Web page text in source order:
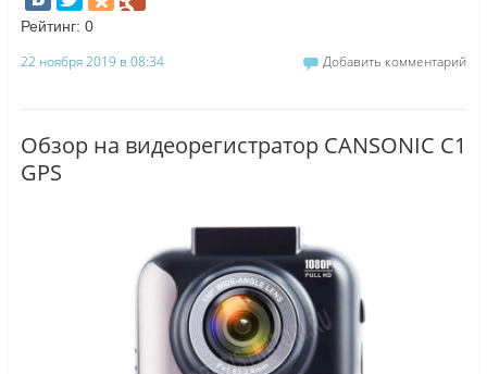
Рейтинг: 0
22 ноября 2019 в 08:34 Добавить комментарий
Обзор на видеорегистратор CANSONIC C1
GPS